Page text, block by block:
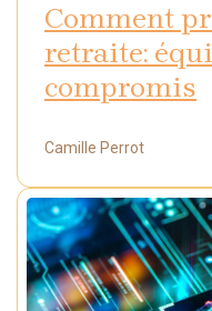
Comment
retraite:
compromis
Camille Perrot